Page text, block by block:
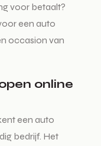
voor betaalt?
een auto
occasion van
online
een auto
bedrijf. Het